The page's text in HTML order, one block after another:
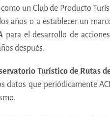
un Club de Producto
años o a establecer un
para el desarrollo de
después.
Turístico de Rutas
que periódicamente